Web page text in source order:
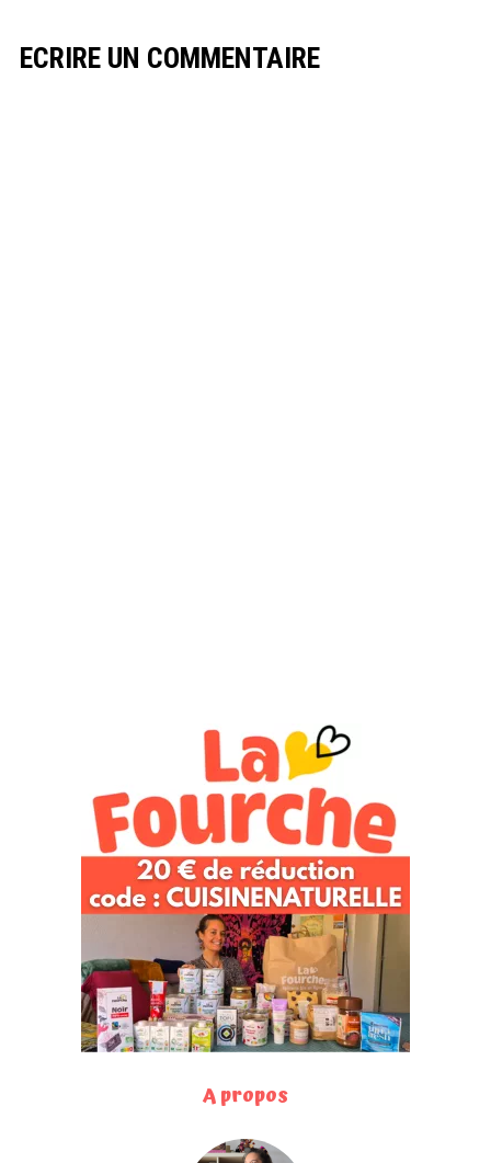
ECRIRE UN COMMENTAIRE
A propos